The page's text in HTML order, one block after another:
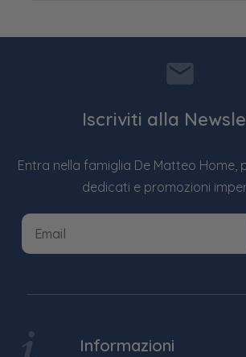
Iscriviti alla
Entra nella famiglia De Matteo Home,
dedicati e promozioni
Informazioni